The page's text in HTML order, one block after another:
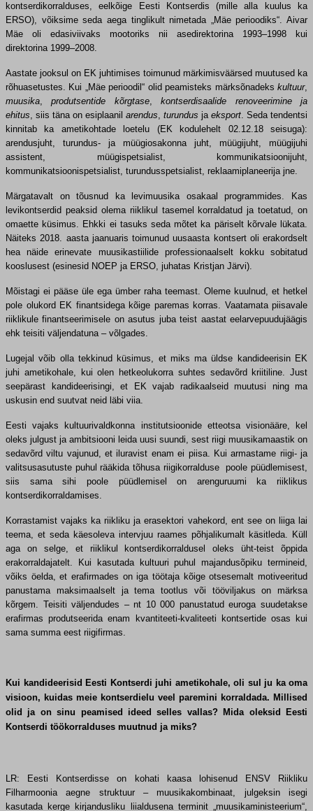
kontserdikorralduses, eelkõige Eesti Kontserdis (mille alla kuulus ka
ERSO), võiksime seda aega tinglikult nimetada „Mäe perioodiks“. Aivar
Mäe oli edasiviivaks mootoriks nii asedirektorina 1993–1998 kui
direktorina 1999–2008.
Aastate jooksul on EK juhtimises toimunud märkimisväärsed muutused ka
rõhuasetustes. Kui „Mäe perioodil“ olid peamisteks märksõnadeks kultuur,
muusika,produtsentide kõrgtase,kontserdisaalide renoveerimine ja
ehitus, siis täna on esiplaanil arendus, turundus ja eksport. Seda tendentsi
kinnitab ka ametikohtade loetelu (EK kodulehelt 02.12.18 seisuga):
arendusjuht, turundus- ja müügiosakonna juht, müügijuht, müügijuhi
assistent, müügispetsialist, kommunikatsioonijuht,
kommunikatsioonispetsialist, turundusspetsialist, reklaamiplaneerija jne.
Märgatavalt on tõusnud ka levimuusika osakaal programmides. Kas
levikontserdid peaksid olema riiklikul tasemel korraldatud ja toetatud, on
omaette küsimus. Ehkki ei tasuks seda mõtet ka päriselt kõrvale lükata.
Näiteks 2018. aasta jaanuaris toimunud uusaasta kontsert oli erakordselt
hea näide erinevate muusikastiilide professionaalselt kokku sobitatud
kooslusest (esinesid NOEP ja ERSO, juhatas Kristjan Järvi).
Mõistagi ei pääse üle ega ümber raha teemast. Oleme kuulnud, et hetkel
pole olukord EK finantsidega kõige paremas korras. Vaatamata piisavale
riiklikule finantseerimisele on asutus juba teist aastat eelarvepuudujäägis
ehk teisiti väljendatuna – võlgades.
Lugejal võib olla tekkinud küsimus, et miks ma üldse kandideerisin EK
juhi ametikohale, kui olen hetkeolukorra suhtes sedavõrd kriitiline. Just
seepärast kandideerisingi, et EK vajab radikaalseid muutusi ning ma
uskusin end suutvat neid läbi viia.
Eesti vajaks kultuurivaldkonna institutsioonide etteotsa visionääre, kel
oleks julgust ja ambitsiooni leida uusi suundi, sest riigi muusikamaastik on
sedavõrd viltu vajunud, et iluravist enam ei piisa. Kui armastame riigi- ja
valitsusasutuste puhul rääkida tõhusa riigikorralduse poole püüdlemisest,
siis sama sihi poole püüdlemisel on arenguruumi ka riiklikus
kontserdikorraldamises.
Korrastamist vajaks ka riikliku ja erasektori vahekord, ent see on liiga lai
teema, et seda käesoleva intervjuu raames põhjalikumalt käsitleda. Küll
aga on selge, et riiklikul kontserdikorraldusel oleks üht-teist õppida
erakorraldajatelt. Kui kasutada kultuuri puhul majandusõpiku termineid,
võiks öelda, et erafirmades on iga töötaja kõige otsesemalt motiveeritud
panustama maksimaalselt ja tema tootlus või tööviljakus on märksa
kõrgem. Teisiti väljendudes – nt 10 000 panustatud euroga suudetakse
erafirmas produtseerida enam kvantiteeti-kvaliteeti kontsertide osas kui
sama summa eest riigifirmas.
Kui kandideerisid Eesti Kontserdi juhi ametikohale, oli sul ju ka oma
visioon, kuidas meie kontserdielu veel paremini korraldada. Millised
olid ja on sinu peamised ideed selles vallas? Mida oleksid Eesti
Kontserdi töökorralduses muutnud ja miks?
LR: Eesti Kontserdisse on kohati kaasa lohisenud ENSV Riikliku
Filharmoonia aegne struktuur – muusikakombinaat, julgeksin isegi
kasutada kerge kirjandusliku liialdusena terminit „muusikaministeerium“,